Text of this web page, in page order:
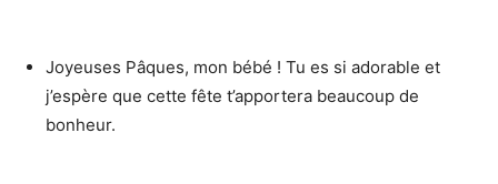
Joyeuses Pâques, mon bébé ! Tu es si adorable et
j’espère que cette fête t’apportera beaucoup de
bonheur.